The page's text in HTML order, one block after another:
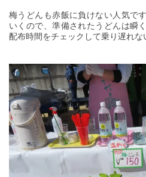
梅うどんも赤飯に負けない人気で
いくので、準備されたうどんは瞬
配布時間をチェックして乗り遅れな